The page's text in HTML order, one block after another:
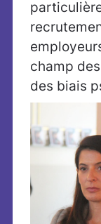
champ
des biais